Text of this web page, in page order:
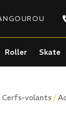
Roller Skate
Cerfs-volants /